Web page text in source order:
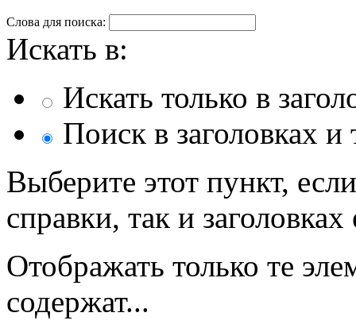
Слова для поиска:
Искать в:
Искать только в
Поиск в заголовках и
Выберите этот пункт,
справки, так и
Отображать только те
содержат...